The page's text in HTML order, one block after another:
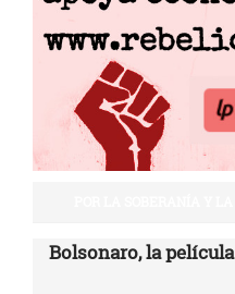
Bolsonaro, la película